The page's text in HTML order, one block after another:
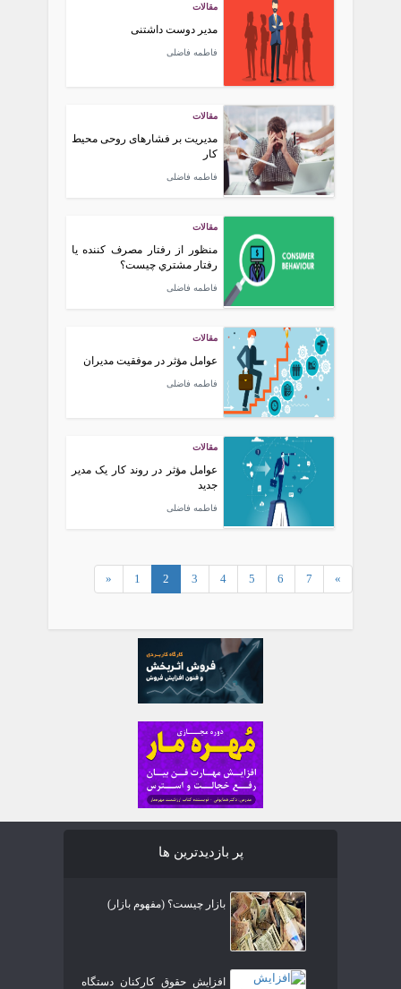
مقالات
مدیر دوست‌ داشتنی‌
فاطمه فاضلی
مقالات
مدیریت بر فشارهای روحی محیط
کار
فاطمه فاضلی
مقالات
منظور از رفتار مصرف كننده يا
رفتار مشتري چيست؟
فاطمه فاضلی
مقالات
عوامل مؤثر در موفقیت مدیران
فاطمه فاضلی
مقالات
عوامل مؤثر در روند کار یک مدیر
جدید
فاطمه فاضلی
« 1 2 3 4 5 6 7 »
پر بازدیدترین ها
بازار چیست؟ (مفهوم بازار)
افزایش حقوق کارکنان دستگاه